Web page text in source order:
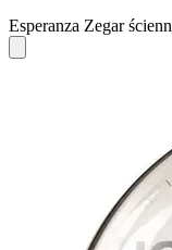
Esperanza Zegar